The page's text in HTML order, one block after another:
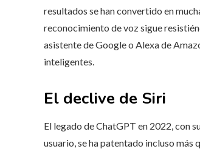
resultados se han convertido en
reconocimiento de voz sigue
asistente de Google o Alexa de
inteligentes.
El declive de Siri
El legado de ChatGPT en 2022, con
usuario, se ha patentado incluso más